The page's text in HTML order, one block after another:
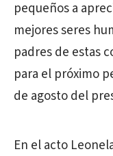
pequeños a
mejores seres
padres de estas
para el próximo
de agosto del
En el acto